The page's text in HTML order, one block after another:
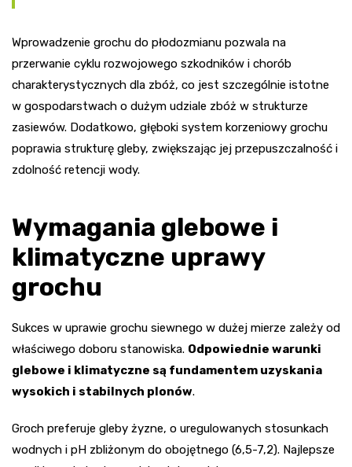
Wprowadzenie grochu do płodozmianu pozwala na
przerwanie cyklu rozwojowego szkodników i chorób
charakterystycznych dla zbóż, co jest szczególnie istotne
w gospodarstwach o dużym udziale zbóż w strukturze
zasiewów. Dodatkowo, głęboki system korzeniowy grochu
poprawia strukturę gleby, zwiększając jej przepuszczalność i
zdolność retencji wody.
Wymagania glebowe i
klimatyczne uprawy
grochu
Sukces w uprawie grochu siewnego w dużej mierze zależy od
właściwego doboru stanowiska. Odpowiednie warunki
glebowe i klimatyczne są fundamentem uzyskania
wysokich i stabilnych plonów.
Groch preferuje gleby żyzne, o uregulowanych stosunkach
wodnych i pH zbliżonym do obojętnego (6,5-7,2). Najlepsze